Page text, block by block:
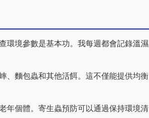
環境參數是基本功。我每週都會記錄溫濕
、麵包蟲和其他活餌。這不僅能提供均衡
年個體。寄生蟲預防可以通過保持環境清